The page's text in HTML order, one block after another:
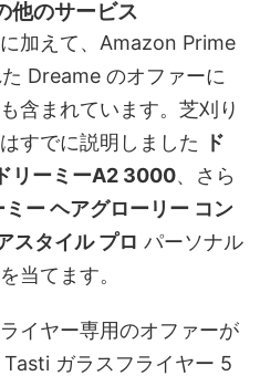
他のサービス
加えて、Amazon Prime
Dreame のオファーに
含まれています。芝刈り
すでに説明しました
ド
ドリーミーA2 3000、さら
ミー ヘアグローリー コン
スタイル プロ パーソナル
当てます。
イヤー専用のオファーが
ガラスフライヤー 5